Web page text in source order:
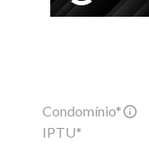
Condomínio*
IPTU*